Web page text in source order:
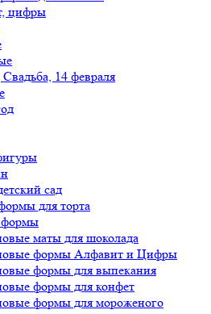
цифры
14 февраля
сад
для торта
маты для шоколада
формы Алфавит и Цифры
формы для выпекания
формы для конфет
формы для мороженого